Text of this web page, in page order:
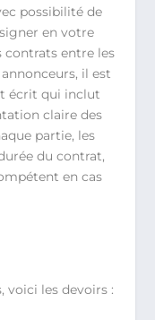
possibilité de
en votre
contrats entre les
il est
écrit qui inclut
claire des
partie, les
du contrat,
en cas
voici les devoirs :